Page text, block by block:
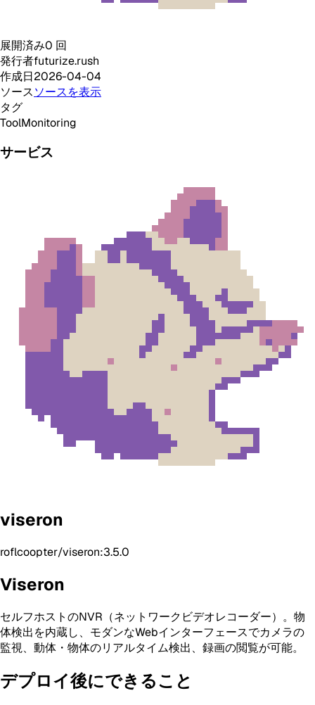
展開済み0 回
発行者futurize.rush
作成日2026-04-04
ソースソースを表示
タグ
ToolMonitoring
サービス
viseron
roflcoopter/viseron:3.5.0
Viseron
セルフホストのNVR（ネットワークビデオレコーダー）。物
体検出を内蔵し、モダンなWebインターフェースでカメラの
監視、動体・物体のリアルタイム検出、録画の閲覧が可能。
デプロイ後にできること